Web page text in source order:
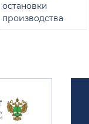
остановки
производства